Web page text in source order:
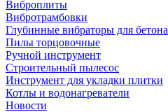
Виброплиты
Вибротрамбовки
Глубинные вибраторы для бетона
Пилы торцовочные
Ручной инструмент
Строительный пылесос
Инструмент для укладки плитки
Котлы и водонагреватели
Новости